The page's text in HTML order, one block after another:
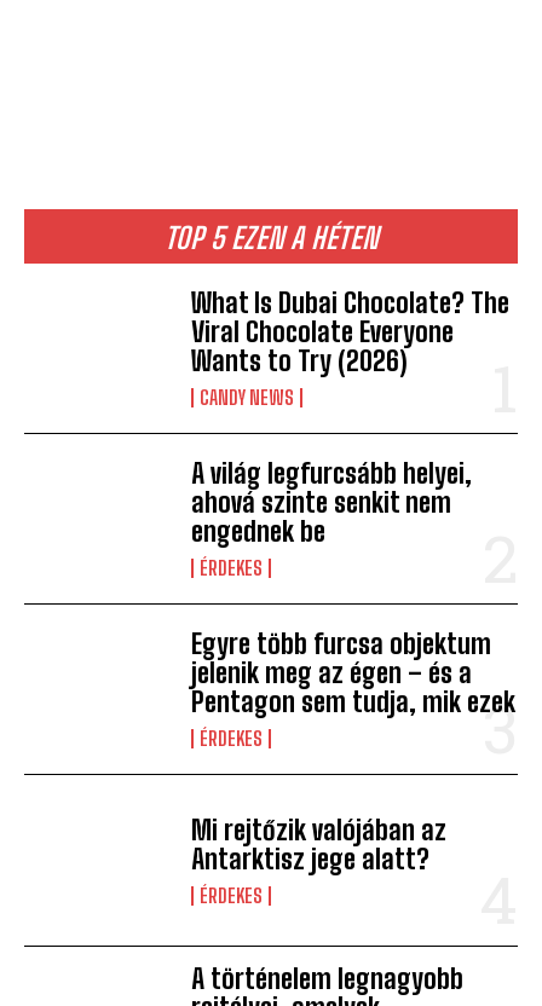
TOP 5 EZEN A HÉTEN
What Is Dubai Chocolate? The
Viral Chocolate Everyone
Wants to Try (2026)
CANDY NEWS
A világ legfurcsább helyei,
ahová szinte senkit nem
engednek be
ÉRDEKES
Egyre több furcsa objektum
jelenik meg az égen – és a
Pentagon sem tudja, mik ezek
ÉRDEKES
Mi rejtőzik valójában az
Antarktisz jege alatt?
ÉRDEKES
A történelem legnagyobb